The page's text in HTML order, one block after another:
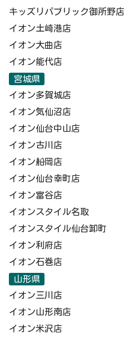
キッズリパブリック御所野店
イオン土崎港店
イオン大曲店
イオン能代店
宮城県
イオン多賀城店
イオン気仙沼店
イオン仙台中山店
イオン古川店
イオン船岡店
イオン仙台幸町店
イオン富谷店
イオンスタイル名取
イオンスタイル仙台卸町
イオン利府店
イオン石巻店
山形県
イオン三川店
イオン山形南店
イオン米沢店